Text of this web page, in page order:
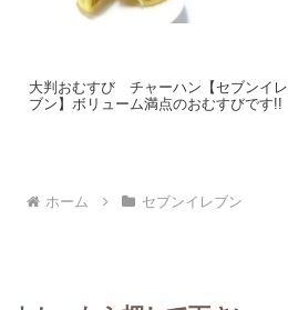
大判おむすび チャーハン【セブンイレ
ブン】ボリューム満点のおむすびです!!
ホーム セブンイレブン